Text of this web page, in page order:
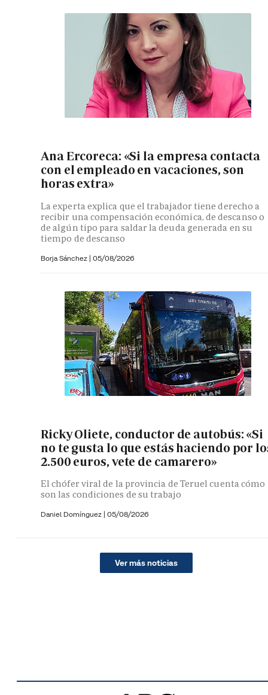
Ana Ercoreca: «Si la empresa contacta
con el empleado en vacaciones, son
horas extra»
La experta explica que el trabajador tiene derecho a
recibir una compensación económica, de descanso o
de algún tipo para saldar la deuda generada en su
tiempo de descanso
Borja Sánchez | 05/08/2026
Ricky Oliete, conductor de autobús: «Si
no te gusta lo que estás haciendo por
2.500 euros, vete de camarero»
El chófer viral de la provincia de Teruel cuenta cómo
son las condiciones de su trabajo
Daniel Domínguez | 05/08/2026
Ver más noticias